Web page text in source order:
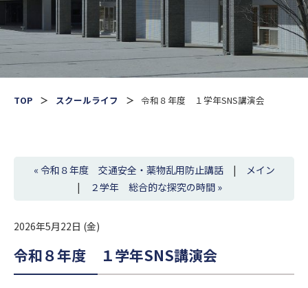
TOP スクールライフ 令和８年度 １学年SNS講演会
« 令和８年度 交通安全・薬物乱用防止講話 |
メイン
|
２学年 総合的な探究の時間 »
2026年5月22日 (金)
令和８年度 １学年SNS講演会